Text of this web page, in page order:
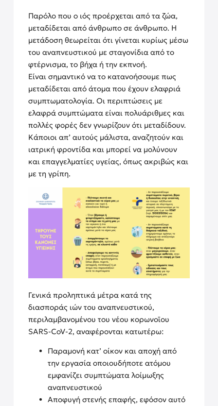
Παρόλο που ο ιός προέρχεται από τα ζώα,
μεταδίδεται από άνθρωπο σε άνθρωπο. Η
μετάδοση θεωρείται ότι γίνεται κυρίως μέσω
του αναπνευστικού με σταγονίδια από το
φτέρνισμα, το βήχα ή την εκπνοή.
Είναι σημαντικό να το κατανοήσουμε πως
μεταδίδεται από άτομα που έχουν ελαφριά
συμπτωματολογία. Οι περιπτώσεις με
ελαφρά συμπτώματα είναι πολυάριθμες και
πολλές φορές δεν γνωρίζουν ότι μεταδίδουν.
Κάποιοι απ’ αυτούς μάλιστα, αναζητούν και
ιατρική φροντίδα και μπορεί να μολύνουν
και επαγγελματίες υγείας, όπως ακριβώς και
με τη γρίπη.
Γενικά προληπτικά μέτρα κατά της
διασποράς ιών του αναπνευστικού,
περιλαμβανομένου του νέου κορωνοϊου
SARS-CoV-2, αναφέρονται κατωτέρω:
Παραμονή κατ’ οίκον και αποχή από
την εργασία οποιουδήποτε ατόμου
εμφανίζει συμπτώματα λοίμωξης
αναπνευστικού
Αποφυγή στενής επαφής, εφόσον αυτό